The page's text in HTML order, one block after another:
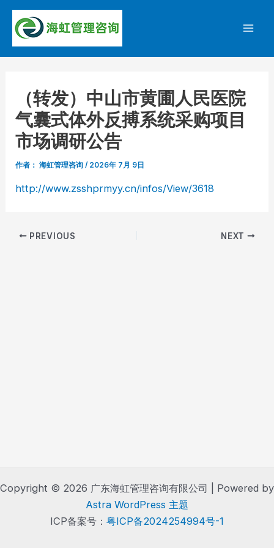
容
（转发）中山市黄圃人民医院
气囊式体外反搏系统采购项目
市场调研公告
作者： 海虹管理咨询/ 2026年 7月 9日
http://www.zsshprmyy.cn/infos/View/3618
Post PREVIOUS NEXT
Copyright © 2026 广东海虹管理咨询有限公司 | Powered by
Astra WordPress 主题
ICP备案号： 粤ICP备2024254994号-1